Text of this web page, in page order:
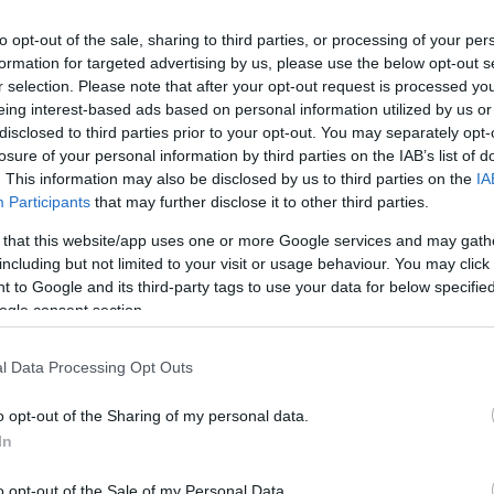
opt-out of the sale, sharing to third parties, or processing of your
for targeted advertising by us, please use the below opt-out
selection. Please note that after your opt-out request is processed
interest-based ads based on personal information utilized by us
to third parties prior to your opt-out. You may separately
of your personal information by third parties on the IAB’s list of
This information may also be disclosed by us to third parties on the
Participants that may further disclose it to other third parties.
that this website/app uses one or more Google services and may
but not limited to your visit or usage behaviour. You may
to Google and its third-party tags to use your data for below
consent section.
Data Processing Opt Outs
opt-out of the Sharing of my personal data.
opt-out of the Sale of my Personal Data.
teljesen tiszteletben tartja a sztrájkjogot, a
kell maradnia, még akkor, is ha az
megélnie, hogy a nyitóelőadás bizonytalanná
vezetését, péntekre két premiert tervezett. A fő
Heinrich von KleistHomburg hercegecímű
Barberio Corsetti rendezésében. Ezzel az
ben Jean Vilar az Avignoni Fesztivált Gérard
premierCoup fatalcímmel Alain Platel balettje lett
programjában több mint ötven előadás szerepel
az off programokban csaknem ezer